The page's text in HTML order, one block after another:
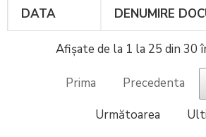
DATA DENUMIRE
Afișate de la 1 la 25 din 30
Prima Precedenta
Următoarea